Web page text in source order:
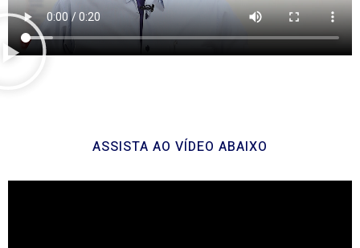
ASSISTA AO VÍDEO ABAIXO